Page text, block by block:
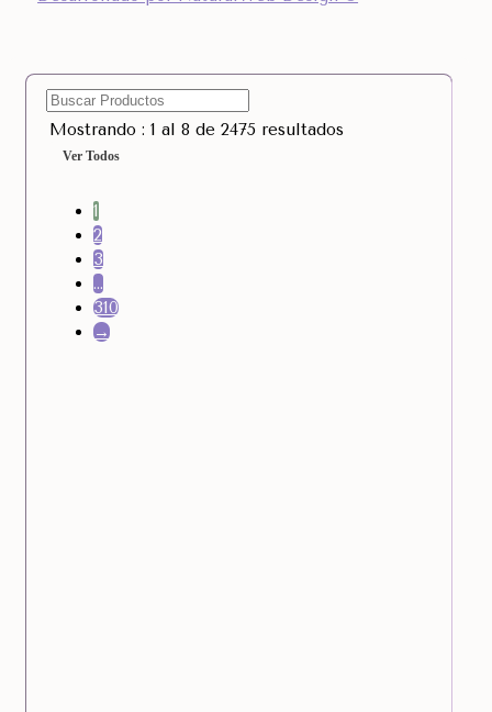
Mostrando : 1 al 8 de 2475 resultados
Ver Todos
1
2
3
…
310
→